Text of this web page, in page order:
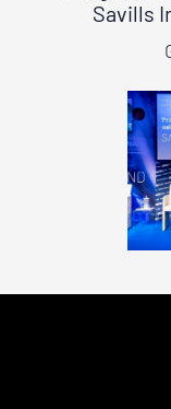
Savills